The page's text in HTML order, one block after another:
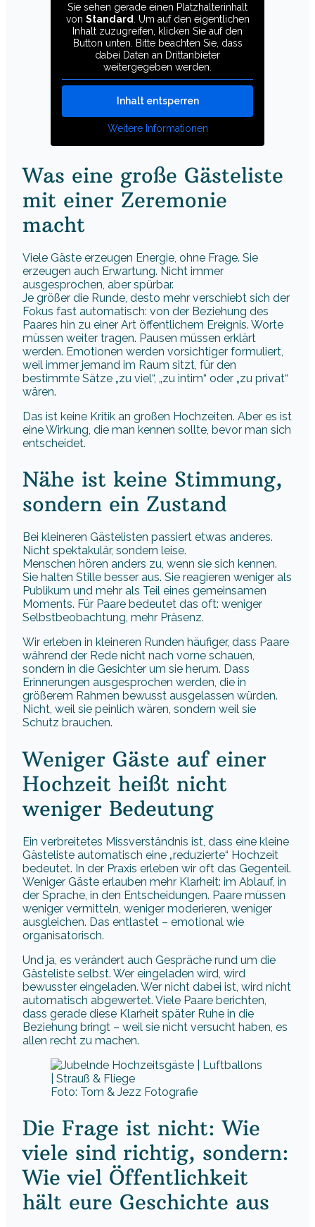
Sie sehen gerade einen Platzhalterinhalt
von Standard . Um auf den eigentlichen
Inhalt zuzugreifen, klicken Sie auf den
Button unten. Bitte beachten Sie, dass
dabei Daten an Drittanbieter
weitergegeben werden.
Inhalt entsperren
Weitere Informationen
Was eine große Gästeliste
mit einer Zeremonie
macht
Viele Gäste erzeugen Energie, ohne Frage. Sie
erzeugen auch Erwartung. Nicht immer
ausgesprochen, aber spürbar.
Je größer die Runde, desto mehr verschiebt sich der
Fokus fast automatisch: von der Beziehung des
Paares hin zu einer Art öffentlichem Ereignis. Worte
müssen weiter tragen. Pausen müssen erklärt
werden. Emotionen werden vorsichtiger formuliert,
weil immer jemand im Raum sitzt, für den
bestimmte Sätze „zu viel“, „zu intim“ oder „zu privat“
wären.
Das ist keine Kritik an großen Hochzeiten. Aber es ist
eine Wirkung, die man kennen sollte, bevor man sich
entscheidet.
Nähe ist keine Stimmung,
sondern ein Zustand
Bei kleineren Gästelisten passiert etwas anderes.
Nicht spektakulär, sondern leise.
Menschen hören anders zu, wenn sie sich kennen.
Sie halten Stille besser aus. Sie reagieren weniger als
Publikum und mehr als Teil eines gemeinsamen
Moments. Für Paare bedeutet das oft: weniger
Selbstbeobachtung, mehr Präsenz.
Wir erleben in kleineren Runden häufiger, dass Paare
während der Rede nicht nach vorne schauen,
sondern in die Gesichter um sie herum. Dass
Erinnerungen ausgesprochen werden, die in
größerem Rahmen bewusst ausgelassen würden.
Nicht, weil sie peinlich wären, sondern weil sie
Schutz brauchen.
Weniger Gäste auf einer
Hochzeit heißt nicht
weniger Bedeutung
Ein verbreitetes Missverständnis ist, dass eine kleine
Gästeliste automatisch eine „reduzierte“ Hochzeit
bedeutet. In der Praxis erleben wir oft das Gegenteil.
Weniger Gäste erlauben mehr Klarheit: im Ablauf, in
der Sprache, in den Entscheidungen. Paare müssen
weniger vermitteln, weniger moderieren, weniger
ausgleichen. Das entlastet – emotional wie
organisatorisch.
Und ja, es verändert auch Gespräche rund um die
Gästeliste selbst. Wer eingeladen wird, wird
bewusster eingeladen. Wer nicht dabei ist, wird nicht
automatisch abgewertet. Viele Paare berichten,
dass gerade diese Klarheit später Ruhe in die
Beziehung bringt – weil sie nicht versucht haben, es
allen recht zu machen.
Foto: Tom & Jezz Fotografie
Die Frage ist nicht: Wie
viele sind richtig, sondern:
Wie viel Öffentlichkeit
hält eure Geschichte aus